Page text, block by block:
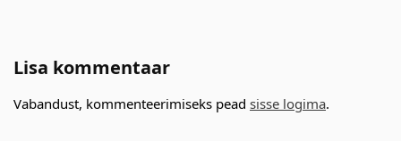
Lisa kommentaar
Vabandust, kommenteerimiseks pead sisse logima.